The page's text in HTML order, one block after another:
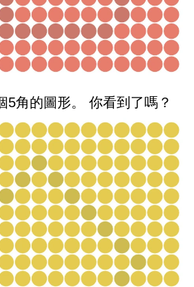
5角的圖形。 你看到了嗎？